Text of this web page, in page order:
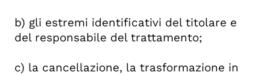
b) gli estremi identificativi del titolare e
del responsabile del trattamento;
c) la cancellazione, la trasformazione in